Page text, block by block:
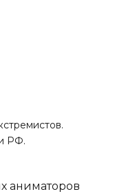
РФ.
аниматоров